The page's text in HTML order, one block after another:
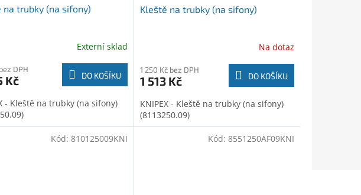
na trubky (na sifony)
Externí sklad
DPH
Kč DO KOŠÍKU
- Kleště na trubky (na sifony)
Kleště na trubky (na sifony)
Na dotaz
1 250 Kč bez DPH
1 513 Kč DO KOŠÍKU
KNIPEX - Kleště na trubky (na sifony)
(8113250.09)
Kód: 810125009KNI Kód: 8551250AF09KNI